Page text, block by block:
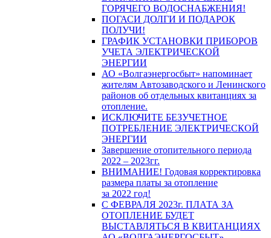
ГОРЯЧЕГО ВОДОСНАБЖЕНИЯ!
ПОГАСИ ДОЛГИ И ПОДАРОК
ПОЛУЧИ!
ГРАФИК УСТАНОВКИ ПРИБОРОВ
УЧЕТА ЭЛЕКТРИЧЕСКОЙ
ЭНЕРГИИ
АО «Волгаэнергосбыт» напоминает
жителям Автозаводского и Ленинского
районов об отдельных квитанциях за
отопление.
ИСКЛЮЧИТЕ БЕЗУЧЕТНОЕ
ПОТРЕБЛЕНИЕ ЭЛЕКТРИЧЕСКОЙ
ЭНЕРГИИ
Завершение отопительного периода
2022 – 2023гг.
ВНИМАНИЕ! Годовая корректировка
размера платы за отопление
за 2022 год!
С ФЕВРАЛЯ 2023г. ПЛАТА ЗА
ОТОПЛЕНИЕ БУДЕТ
ВЫСТАВЛЯТЬСЯ В КВИТАНЦИЯХ